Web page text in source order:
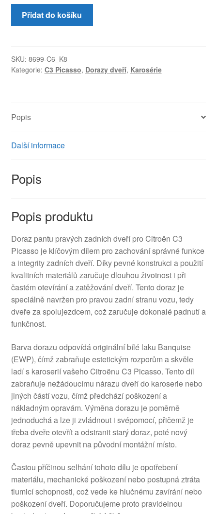
Doraz
pantu
dveří
EWPB
9035FN
Přidat do košíku
SKU: 8699-C6_K8
Kategorie: C3 Picasso, Dorazy dveří, Karosérie
Popis
Další informace
Popis
Popis produktu
Doraz pantu pravých zadních dveří pro Citroën C3
Picasso je klíčovým dílem pro zachování správné funkce
a integrity zadních dveří. Díky pevné konstrukci a použití
kvalitních materiálů zaručuje dlouhou životnost i při
častém otevírání a zatěžování dveří. Tento doraz je
speciálně navržen pro pravou zadní stranu vozu, tedy
dveře za spolujezdcem, což zaručuje dokonalé padnutí a
funkčnost.
Barva dorazu odpovídá originální bílé laku Banquise
(EWP), čímž zabraňuje estetickým rozporům a skvěle
ladí s karoserií vašeho Citroënu C3 Picasso. Tento díl
zabraňuje nežádoucímu nárazu dveří do karoserie nebo
jiných částí vozu, čímž předchází poškození a
nákladným opravám. Výměna dorazu je poměrně
jednoduchá a lze ji zvládnout i svépomocí, přičemž je
třeba dveře otevřít a odstranit starý doraz, poté nový
doraz pevně upevnit na původní montážní místo.
Častou příčinou selhání tohoto dílu je opotřebení
materiálu, mechanické poškození nebo postupná ztráta
tlumicí schopnosti, což vede ke hlučnému zavírání nebo
poškození dveří. Doporučujeme proto pravidelnou